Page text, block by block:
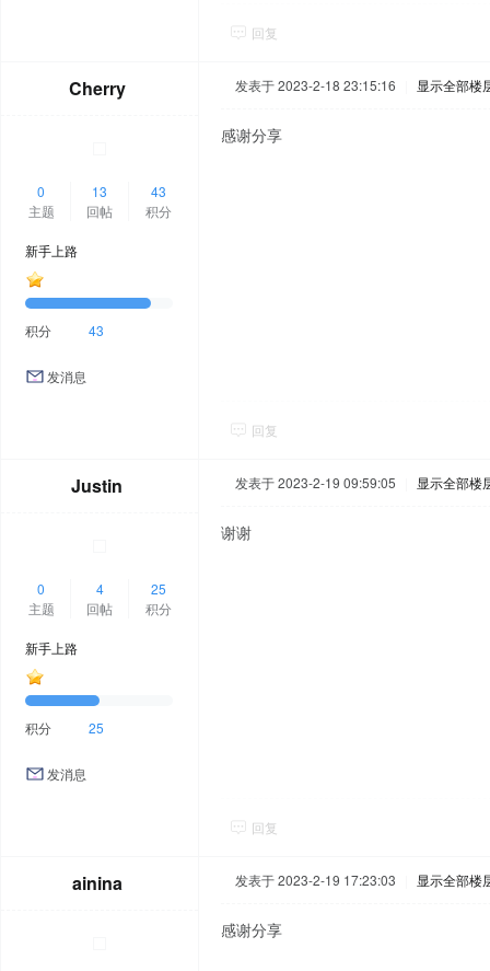
回复
Cherry
0
主题
13
回帖
43
积分
新手上路
积分 43
发消息
发表于 2023-2-18 23:15:16 显示全部楼
感谢分享
回复
Justin
0
主题
4
回帖
25
积分
新手上路
积分 25
发消息
发表于 2023-2-19 09:59:05 显示全部楼
谢谢
回复
ainina 发表于 2023-2-19 17:23:03 显示全部楼
感谢分享